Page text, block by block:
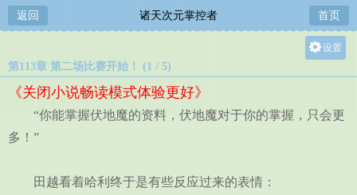
返回 诸天次元掌控者 首页
设置
中
第113章 第二场比赛开始！ (1 / 5)
《关闭小说畅读模式体验更好》
“你能掌握伏地魔的资料，伏地魔对于你的掌握，只会更
多！”
田越看着哈利终于是有些反应过来的表情：